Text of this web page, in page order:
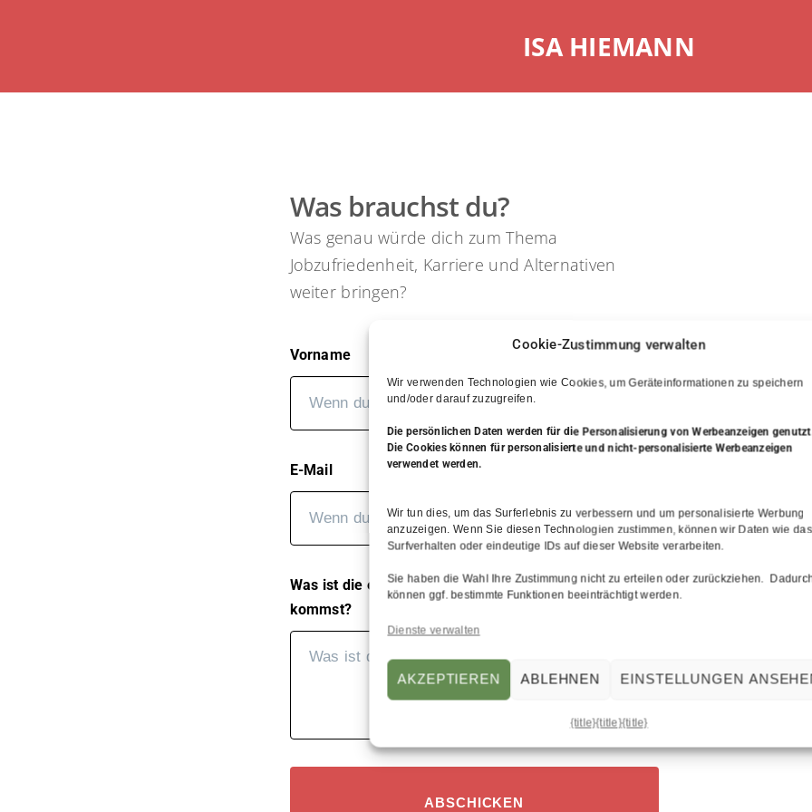
​ISA HIEMANN
​Was brauchst du?
​Was genau würde dich zum Thema
Jobzufriedenheit, Karriere und Alternativen
weiter bringen?
Vorname
E-Mail
Was ist die eine Sache, mit der du nicht weiter
kommst?
ABSCHICKEN
Cookie-Zustimmung verwalten
Wir verwenden Technologien wie Cookies, um Geräteinformationen zu speichern
und/oder darauf zuzugreifen.
Die persönlichen Daten werden für die Personalisierung von Werbeanzeigen
Die Cookies können für personalisierte und nicht-personalisierte Werbeanzeigen
verwendet werden.
Wir tun dies, um das Surferlebnis zu verbessern und um personalisierte Werbung
anzuzeigen. Wenn Sie diesen Technologien zustimmen, können wir Daten wie das
Surfverhalten oder eindeutige IDs auf dieser Website verarbeiten.
Sie haben die Wahl Ihre Zustimmung nicht zu erteilen oder zurückziehen.
können ggf. bestimmte Funktionen beeinträchtigt werden.
Dienste verwalten
AKZEPTIEREN ABLEHNEN EINSTELLUNGEN
{title}{title}{title}